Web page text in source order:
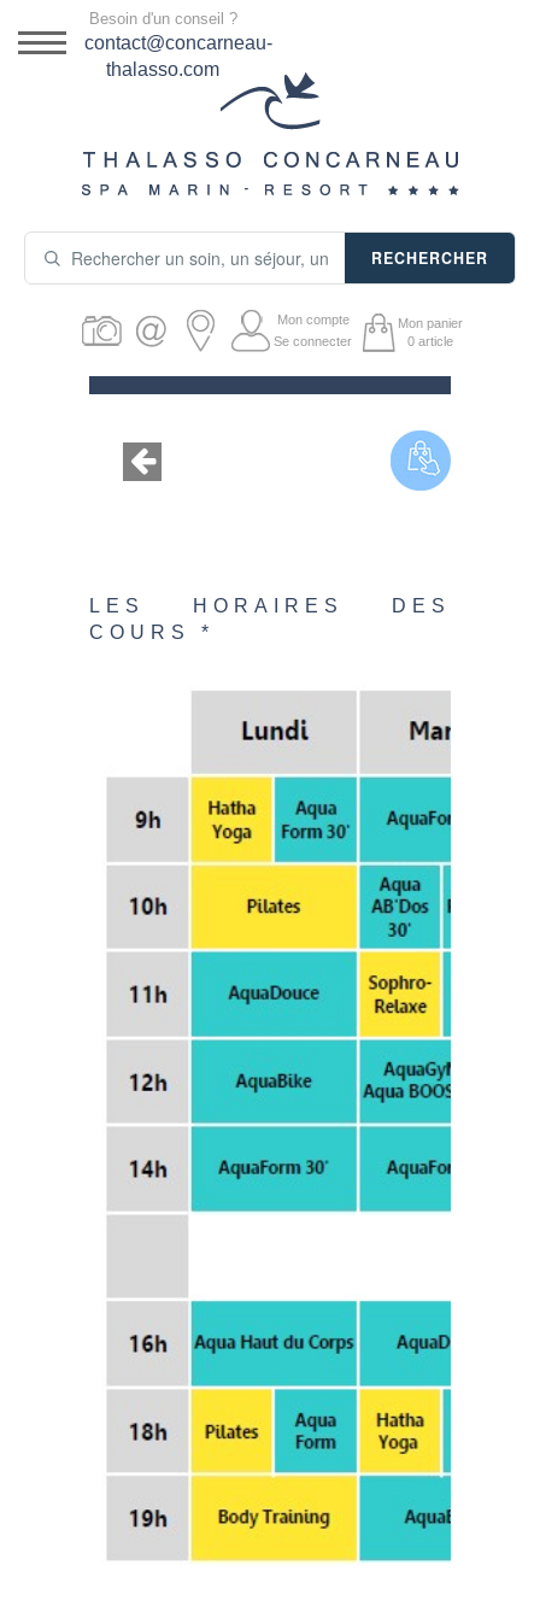
DESTINATION
SÉJOURS THALASSO
PRODUITS COSMÉTIQUES
GUIDE CADEAUX
HÉBERGEMENT
Besoin d'un conseil ?
contact@concarneau-
thalasso.com
RECHERCHER
Mon compte
Se connecter
Mon panier
0 article
LES HORAIRES DES
COURS *